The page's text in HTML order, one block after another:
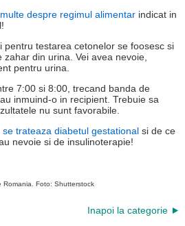
despre regimul alimentar indicat in
pentru testarea cetonelor se foosesc si
din urina. Vei avea nevoie,
pentru urina.
7:00 si 8:00, trecand banda de
inmuind-o in recipient. Trebuie sa
nu sunt favorabile.
trateaza diabetul gestational si de ce
nevoie si de insulinoterapie!
Romania. Foto: Shutterstock
Inapoi la categorie